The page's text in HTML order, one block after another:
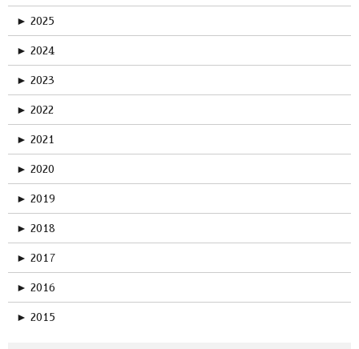
► 2025
► 2024
► 2023
► 2022
► 2021
► 2020
► 2019
► 2018
► 2017
► 2016
► 2015